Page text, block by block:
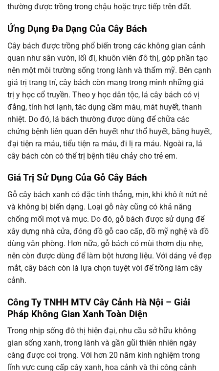
thường được trồng trong chậu hoặc trực tiếp trên đất.
Ứng Dụng Đa Dạng Của Cây Bách
Cây bách được trồng phổ biến trong các không gian cảnh
quan như sân vườn, lối đi, khuôn viên đô thị, góp phần tạo
nên một môi trường sống trong lành và thẩm mỹ. Bên cạnh
giá trị trang trí, cây bách còn mang trong mình những giá
trị y học cổ truyền. Theo y học dân tộc, lá cây bách có vị
đắng, tính hơi lạnh, tác dụng cầm máu, mát huyết, thanh
nhiệt. Do đó, lá bách thường được dùng để chữa các
chứng bệnh liên quan đến huyết như thổ huyết, băng huyết,
đại tiện ra máu, tiểu tiện ra máu, đi lị ra máu. Ngoài ra, lá
cây bách còn có thể trị bệnh tiêu chảy cho trẻ em.
Giá Trị Sử Dụng Của Gỗ Cây Bách
Gỗ cây bách xanh có đặc tính thẳng, mịn, khi khô ít nứt nẻ
và không bị biến dạng. Loại gỗ này cũng có khả năng
chống mối mọt và mục. Do đó, gỗ bách được sử dụng để
xây dựng nhà cửa, đóng đồ gỗ cao cấp, đồ mỹ nghệ và đồ
dùng văn phòng. Hơn nữa, gỗ bách có mùi thơm dịu nhẹ,
nên còn được dùng để làm bột hương liệu. Với dáng vẻ đẹp
mắt, cây bách còn là lựa chọn tuyệt vời để trồng làm cây
cảnh.
Công Ty TNHH MTV Cây Cảnh Hà Nội – Giải
Pháp Không Gian Xanh Toàn Diện
Trong nhịp sống đô thị hiện đại, nhu cầu sở hữu không
gian sống xanh, trong lành và gần gũi thiên nhiên ngày
càng được coi trọng. Với hơn 20 năm kinh nghiệm trong
lĩnh vực cung cấp cây xanh, hoa cảnh và thi công cảnh